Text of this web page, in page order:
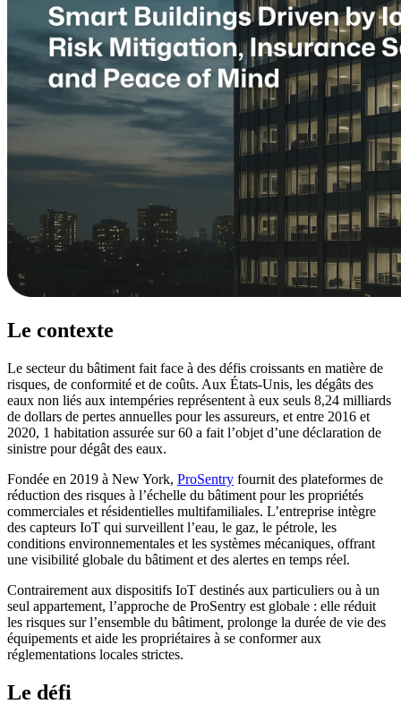
Le contexte
Le secteur du bâtiment fait face à des défis croissants en matière de
risques, de conformité et de coûts. Aux États-Unis, les dégâts des
eaux non liés aux intempéries représentent à eux seuls 8,24 milliards
de dollars de pertes annuelles pour les assureurs, et entre 2016 et
2020, 1 habitation assurée sur 60 a fait l’objet d’une déclaration de
sinistre pour dégât des eaux.
Fondée en 2019 à New York, ProSentry fournit des plateformes de
réduction des risques à l’échelle du bâtiment pour les propriétés
commerciales et résidentielles multifamiliales. L’entreprise intègre
des capteurs IoT qui surveillent l’eau, le gaz, le pétrole, les
conditions environnementales et les systèmes mécaniques, offrant
une visibilité globale du bâtiment et des alertes en temps réel.
Contrairement aux dispositifs IoT destinés aux particuliers ou à un
seul appartement, l’approche de ProSentry est globale : elle réduit
les risques sur l’ensemble du bâtiment, prolonge la durée de vie des
équipements et aide les propriétaires à se conformer aux
réglementations locales strictes.
Le défi